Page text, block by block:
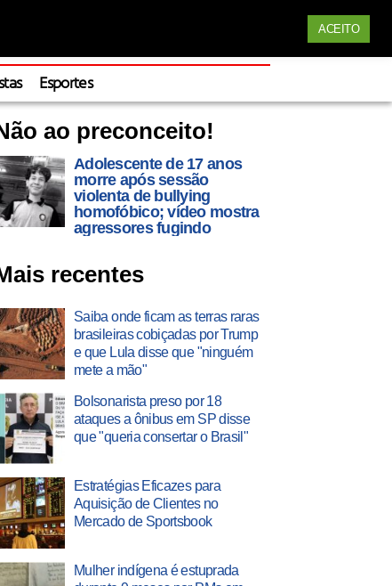
ACEITO
Esportes
ao preconceito!
Adolescente de 17 anos
morre após sessão
violenta de bullying
homofóbico; vídeo mostra
agressores fugindo
recentes
Saiba onde ficam as terras raras
brasileiras cobiçadas por Trump
e que Lula disse que "ninguém
mete a mão"
Bolsonarista preso por 18
ataques a ônibus em SP disse
que "queria consertar o Brasil"
Estratégias Eficazes para
Aquisição de Clientes no
Mercado de Sportsbook
Mulher indígena é estuprada